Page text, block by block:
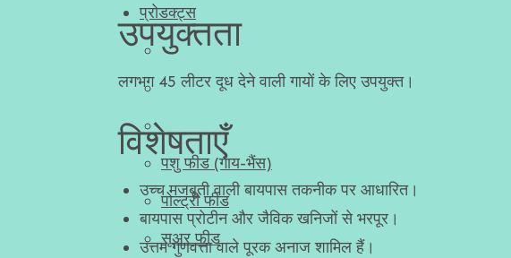
प्रोडक्ट्स
पशु फीड (गाय-भैंस)
पोल्ट्री फीड
सूअर फीड
उपयुक्तता
लगभग 45 लीटर दूध देने वाली गायों के लिए उपयुक्त।
विशेषताएँ
उच्च मजबूती वाली बायपास तकनीक पर आधारित।
बायपास प्रोटीन और जैविक खनिजों से भरपूर।
उत्तम गुणवत्ता वाले पूरक अनाज शामिल हैं।